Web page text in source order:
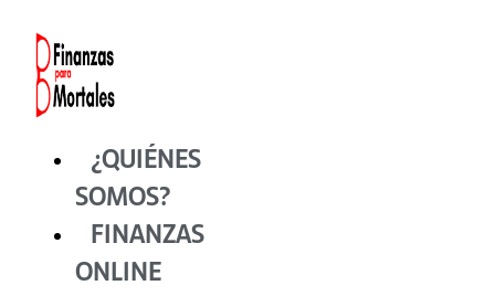
contenido
¿QUIÉNES
SOMOS?
FINANZAS
ONLINE